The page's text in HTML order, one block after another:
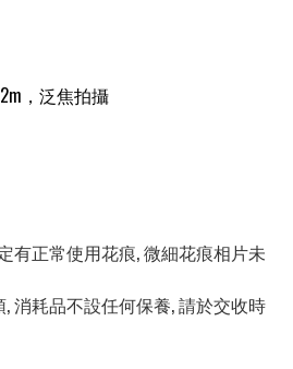
，泛焦拍攝
有正常使用花痕, 微細花痕相片未
消耗品不設任何保養, 請於交收時